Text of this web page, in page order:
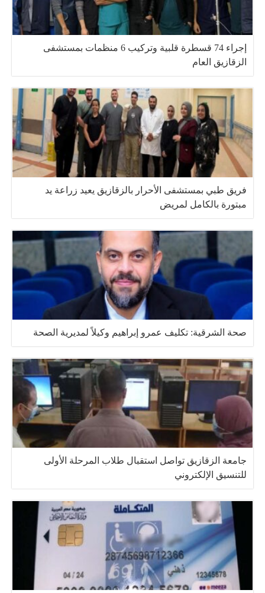
إجراء 74 قسطرة قلبية وتركيب 6 منظمات بمستشفى
الزقازيق العام
فريق طبي بمستشفى الأحرار بالزقازيق يعيد زراعة يد
مبتورة بالكامل لمريض
صحة الشرقية: تكليف عمرو إبراهيم وكيلاً لمديرية الصحة
جامعة الزقازيق تواصل استقبال طلاب المرحلة الأولى
للتنسيق الإلكتروني